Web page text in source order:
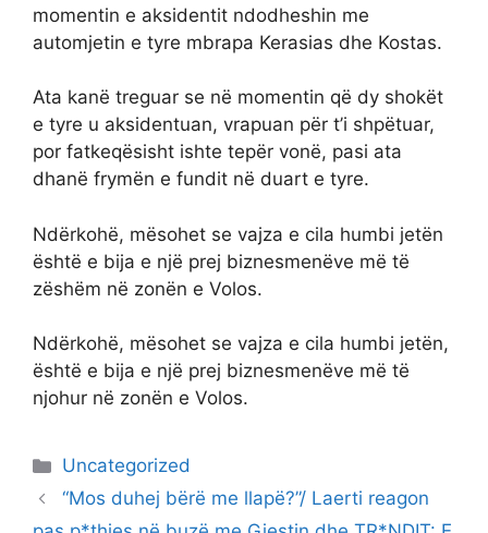
momentin e aksidentit ndodheshin me
automjetin e tyre mbrapa Kerasias dhe Kostas.
Ata kanë treguar se në momentin që dy shokët
e tyre u aksidentuan, vrapuan për t’i shpëtuar,
por fatkeqësisht ishte tepër vonë, pasi ata
dhanë frymën e fundit në duart e tyre.
Ndërkohë, mësohet se vajza e cila humbi jetën
është e bija e një prej biznesmenëve më të
zëshëm në zonën e Volos.
Ndërkohë, mësohet se vajza e cila humbi jetën,
është e bija e një prej biznesmenëve më të
njohur në zonën e Volos.
Categories
Uncategorized
“Mos duhej bërë me llapë?”/ Laerti reagon